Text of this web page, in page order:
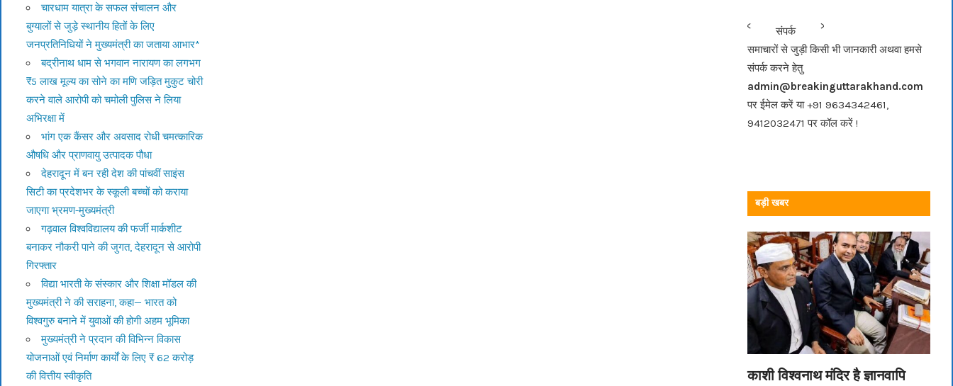
चारधाम यात्रा के सफल संचालन और
बुग्यालों से जुड़े स्थानीय हितों के लिए
जनप्रतिनिधियों ने मुख्यमंत्री का जताया आभार*
बद्रीनाथ धाम से भगवान नारायण का लगभग
₹5 लाख मूल्य का सोने का मणि जड़ित मुकुट चोरी
करने वाले आरोपी को चमोली पुलिस ने लिया
अभिरक्षा में
भांग एक कैंसर और अवसाद रोधी चमत्कारिक
औषधि और प्राणवायु उत्पादक पौधा
देहरादून में बन रही देश की पांचवीं साइंस
सिटी का प्रदेशभर के स्कूली बच्चों को कराया
जाएगा भ्रमण-मुख्यमंत्री
गढ़वाल विश्वविद्यालय की फर्जी मार्कशीट
बनाकर नौकरी पाने की जुगत, देहरादून से आरोपी
गिरफ्तार
विद्या भारती के संस्कार और शिक्षा मॉडल की
मुख्यमंत्री ने की सराहना, कहा— भारत को
विश्वगुरु बनाने में युवाओं की होगी अहम भूमिका
मुख्यमंत्री ने प्रदान की विभिन्न विकास
योजनाओं एवं निर्माण कार्यों के लिए ₹ 62 करोड़
की वित्तीय स्वीकृति
b
o
o
k
संपर्क
समाचारों से जुड़ी किसी भी जानकारी अथवा हमसे
संपर्क करने हेतु
admin@breakinguttarakhand.com
पर ईमेल करें या +91 9634342461,
9412032471 पर कॉल करें !
बड़ी खबर
काशी विश्वनाथ मंदिर है ज्ञानवापि